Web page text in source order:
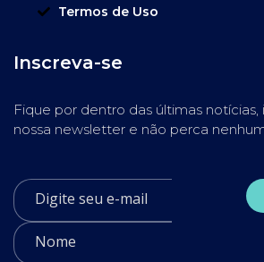
Termos de Uso
Inscreva-se
Fique por dentro das últimas notícias,
nossa newsletter e não perca